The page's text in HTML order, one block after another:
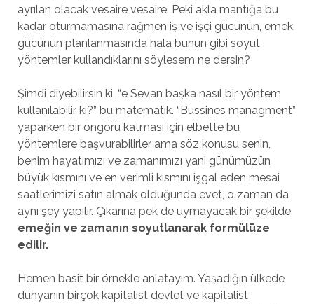
ayrılan olacak vesaire vesaire. Peki akla mantığa bu
kadar oturmamasına rağmen iş ve işçi gücünün, emek
gücünün planlanmasında hala bunun gibi soyut
yöntemler kullandıklarını söylesem ne dersin?
Şimdi diyebilirsin ki, “e Sevan başka nasıl bir yöntem
kullanılabilir ki?” bu matematik. “Bussines managment”
yaparken bir öngörü katması için elbette bu
yöntemlere başvurabilirler ama söz konusu senin,
benim hayatımızı ve zamanımızı yani günümüzün
büyük kısmını ve en verimli kısmını işgal eden mesai
saatlerimizi satın almak olduğunda evet, o zaman da
aynı şey yapılır. Çıkarına pek de uymayacak bir şekilde
emeğin ve zamanın soyutlanarak formülüze
edilir.
Hemen basit bir örnekle anlatayım. Yaşadığın ülkede
dünyanın birçok kapitalist devlet ve kapitalist